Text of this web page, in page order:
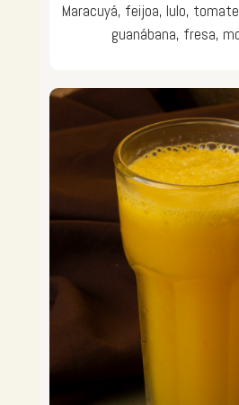
Maracuyá, feijoa, lulo,
guanábana, fresa,